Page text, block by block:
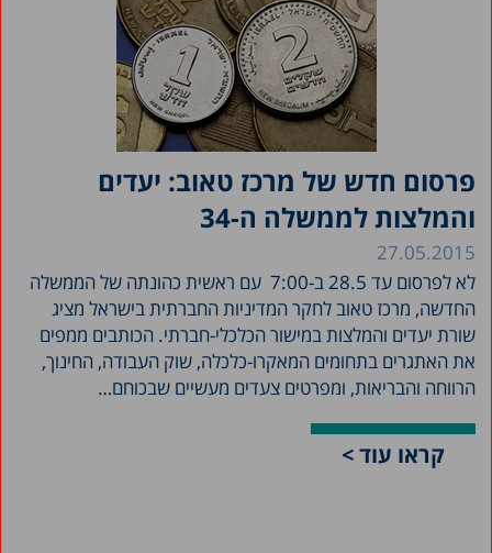
פרסום חדש של מרכז טאוב: יעדים
והמלצות לממשלה ה-34
27.05.2015
לא לפרסום עד 28.5 ב-7:00 עם ראשית כהונתה של הממשלה
החדשה, מרכז טאוב לחקר המדיניות החברתית בישראל מציג
שורת יעדים והמלצות במישור הכלכלי-חברתי. הכותבים ממפים
את האתגרים בתחומים המאקרו-כלכלה, שוק העבודה, החינוך,
הרווחה והבריאות, ומפרטים צעדים מעשיים שבכוחם…
קראו עוד >